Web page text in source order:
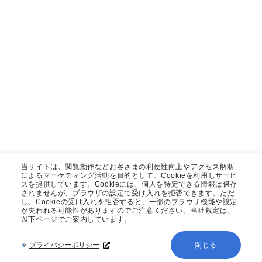
当サイトは、閲覧動作などお客さまの利便性向上やアクセス解析
によるマーケティング活動を目的として、Cookieを利用しサービ
スを提供しています。Cookieには、個人を特定できる情報は保存
されませんが、ブラウザの設定で受け入れを拒否できます。ただ
し、Cookieの受け入れを拒否すると、一部のブラウザ機能や設定
が失われる可能性がありますのでご注意ください。当社規定は、
以下ページでご案内しています。
プライバシーポリシー 閉じる